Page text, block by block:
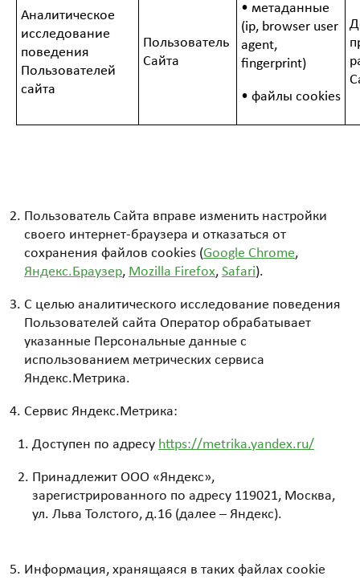
Аналитическое
исследование
поведения
Пользователей
сайта
Пользователь
Сайта
• метаданные
(ip, browser user
agent,
fingerprint)
• файлы cookies
Пользователь Сайта вправе изменить настройки
своего интернет-браузера и отказаться от
сохранения файлов cookies (Google Chrome,
Яндекс.Браузер, Mozilla Firefox, Safari).
С целью аналитического исследование поведения
Пользователей сайта Оператор обрабатывает
указанные Персональные данные с
использованием метрических сервиса
Яндекс.Метрика.
Сервис Яндекс.Метрика:
Доступен по адресу https://metrika.yandex.ru/
Принадлежит ООО «Яндекс»,
зарегистрированного по адресу 119021, Москва,
ул. Льва Толстого, д.16 (далее – Яндекс).
Информация, хранящаяся в таких файлах cookie